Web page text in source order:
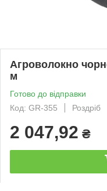
Агроволокно
м
Готово до відправки
Код: GR-355
Роздріб
2 047,92 ₴